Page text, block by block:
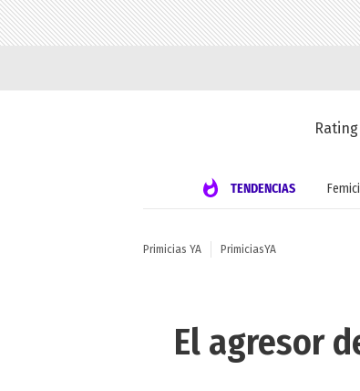
Rating
TENDENCIAS
Primicias YA PrimiciasYA
El agresor